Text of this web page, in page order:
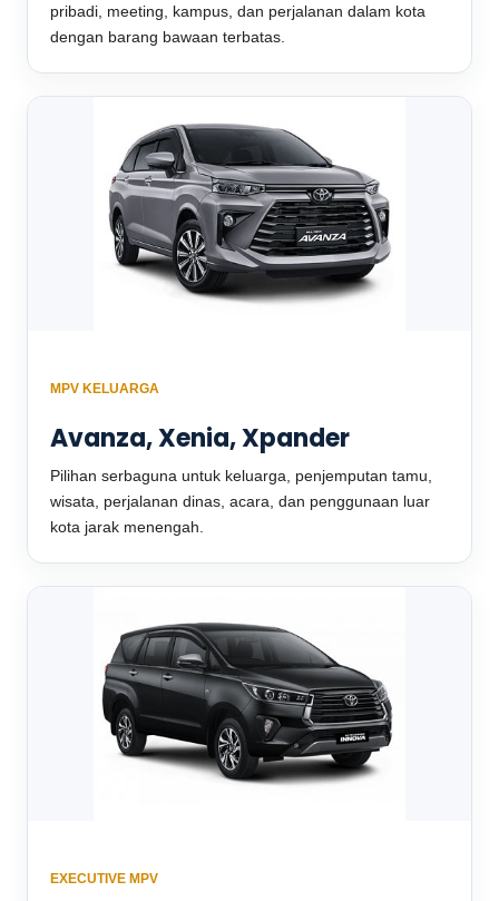
pribadi, meeting, kampus, dan perjalanan dalam kota
dengan barang bawaan terbatas.
MPV KELUARGA
Avanza, Xenia, Xpander
Pilihan serbaguna untuk keluarga, penjemputan tamu,
wisata, perjalanan dinas, acara, dan penggunaan luar
kota jarak menengah.
EXECUTIVE MPV